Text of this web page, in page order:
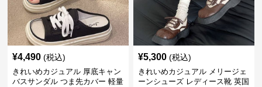
¥4,490 (税込)
きれいめカジュアル 厚底キャン
バスサンダル つま先カバー 軽量
¥5,300 (税込)
きれいめカジュアル メリージェ
ーンシューズ レディース靴 英国